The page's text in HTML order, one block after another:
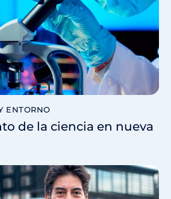
ENTORNO
de la ciencia en nueva